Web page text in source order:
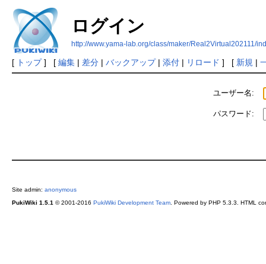
ログイン
http://www.yama-lab.org/class/maker/Real2Virtual202111/
[ トップ] [ 編集| 差分| バックアップ| 添付| リロード ] [ 新規 |
ユーザー名:
パスワード:
Site admin: anonymous
PukiWiki 1.5.1 © 2001-2016 PukiWiki Development Team. Powered by PHP 5.3.3. HTML